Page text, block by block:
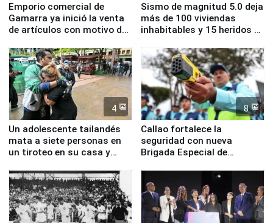
Emporio comercial de
Gamarra ya inició la venta
de artículos con motivo de
Sismo de magnitud 5.0 deja
más de 100 viviendas
inhabitables y 15 heridos en
4
Un adolescente tailandés
mata a siete personas en
un tiroteo en su casa y
8
Callao fortalece la
seguridad con nueva
Brigada Especial de
equipamiento para
Serenazgo